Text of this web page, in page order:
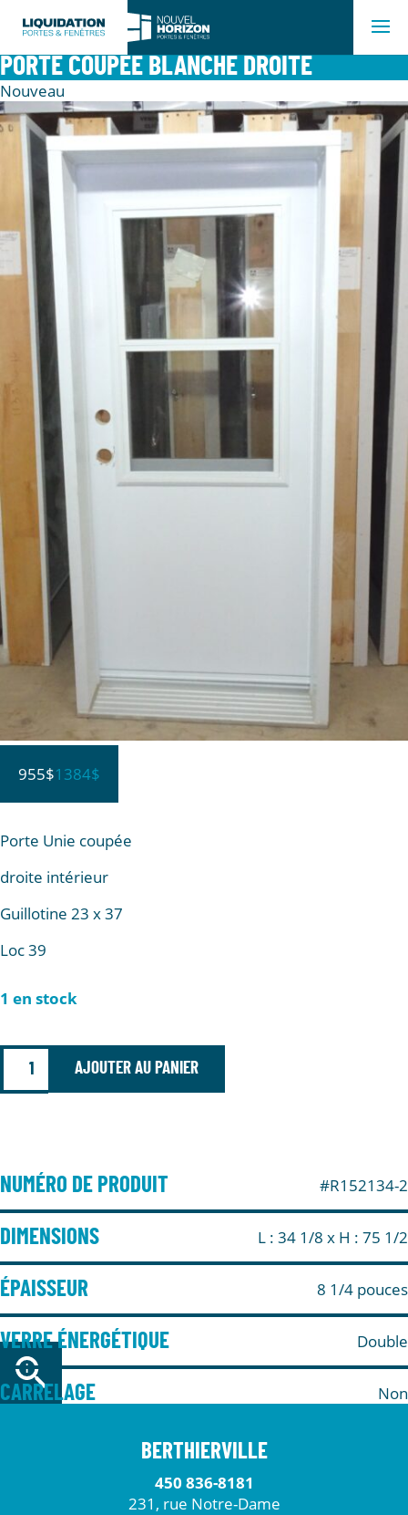
PORTE COUPÉE BLANCHE DROITE
Nouveau
955$1384$
Porte Unie coupée
droite intérieur
Guillotine 23 x 37
Loc 39
1 en stock
AJOUTER AU PANIER
NUMÉRO DE PRODUIT #R152134-2
DIMENSIONS L : 34 1/8 x H : 75 1/2
ÉPAISSEUR 8 1/4 pouces
VERRE ÉNERGÉTIQUE Double
CARRELAGE Non
BERTHIERVILLE
450 836-8181
231, rue Notre-Dame